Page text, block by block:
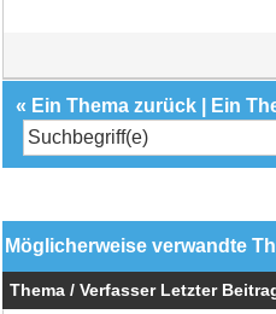
« Ein Thema zurück Ein
Möglicherweise verwandte
Thema / Verfasser Letzter